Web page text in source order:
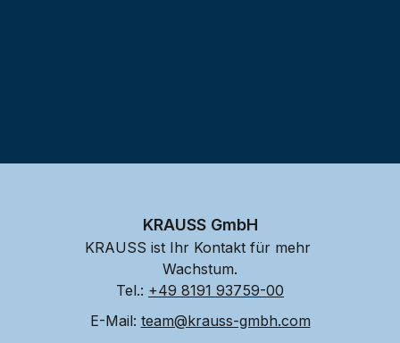
KRAUSS GmbH
KRAUSS ist Ihr Kontakt für mehr
Wachstum.
Tel.: +49 8191 93759-00
E-Mail: team@krauss-gmbh.com